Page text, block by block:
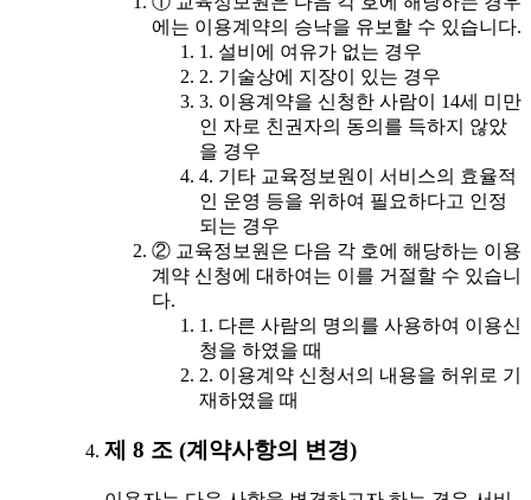
에는 이용계약의 승낙을 유보할 수 있습니다.
1. 설비에 여유가 없는 경우
2. 기술상에 지장이 있는 경우
3. 이용계약을 신청한 사람이 14세 미만
인 자로 친권자의 동의를 득하지 않았
을 경우
4. 기타 교육정보원이 서비스의 효율적
인 운영 등을 위하여 필요하다고 인정
되는 경우
② 교육정보원은 다음 각 호에 해당하는 이용
계약 신청에 대하여는 이를 거절할 수 있습니
다.
1. 다른 사람의 명의를 사용하여 이용신
청을 하였을 때
2. 이용계약 신청서의 내용을 허위로 기
재하였을 때
제 8 조 (계약사항의 변경)